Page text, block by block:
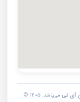
آی تی می‌باشد. ۱۴۰۵ ©